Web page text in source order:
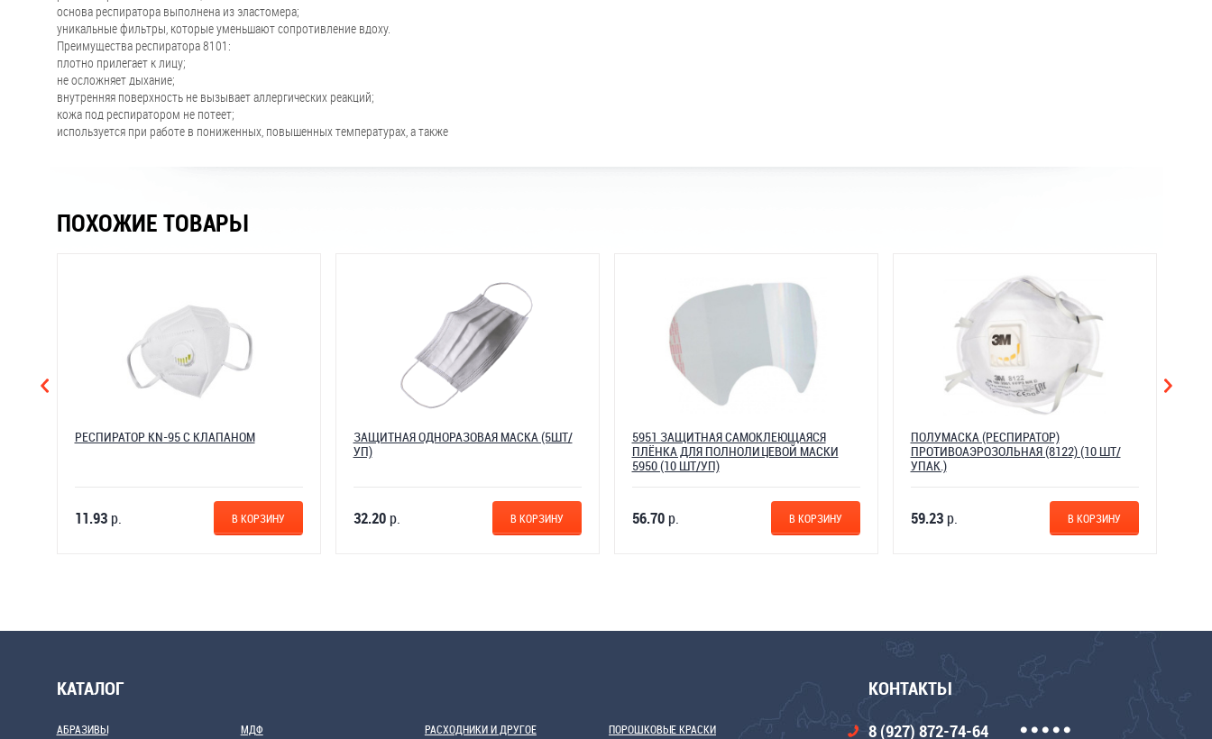
основа респиратора выполнена из эластомера;
уникальные фильтры, которые уменьшают сопротивление вдоху.
Преимущества респиратора 8101:
плотно прилегает к лицу;
не осложняет дыхание;
внутренняя поверхность не вызывает аллергических реакций;
кожа под респиратором не потеет;
используется при работе в пониженных, повышенных температурах, а также
ПОХОЖИЕ ТОВАРЫ
РЕСПИРАТОР KN-95 С КЛАПАНОМ
11.93р. В КОРЗИНУ
ЗАЩИТНАЯ ОДНОРАЗОВАЯ МАСКА (5ШТ/
УП)
32.20р. В КОРЗИНУ
5951 ЗАЩИТНАЯ САМОКЛЕЮЩАЯСЯ
ПЛЁНКА ДЛЯ ПОЛНОЛИЦЕВОЙ МАСКИ
5950 (10 ШТ/УП)
56.70р. В КОРЗИНУ
ПОЛУМАСКА (РЕСПИРАТОР)
ПРОТИВОАЭРОЗОЛЬНАЯ (8122) (10 ШТ/
УПАК.)
59.23р. В КОРЗИНУ
КАТАЛОГ
АБРАЗИВЫ МДФ РАСХОДНИКИ И ДРУГОЕ ПОРОШКОВЫЕ КРАСКИ
КОНТАКТЫ
8 (927) 872-74-64